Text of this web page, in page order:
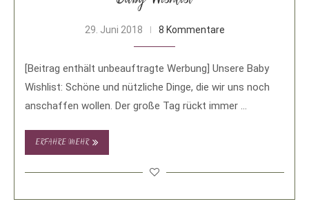
29. Juni 2018 8 Kommentare
[Beitrag enthält unbeauftragte Werbung] Unsere Baby
Wishlist: Schöne und nützliche Dinge, die wir uns noch
anschaffen wollen. Der große Tag rückt immer …
ERFAHRE MEHR